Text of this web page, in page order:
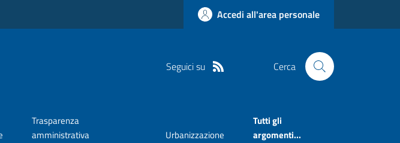
Accedi all'area personale
Seguici su Cerca
Trasparenza
amministrativa
Urbanizzazione
Tutti gli
argomenti...